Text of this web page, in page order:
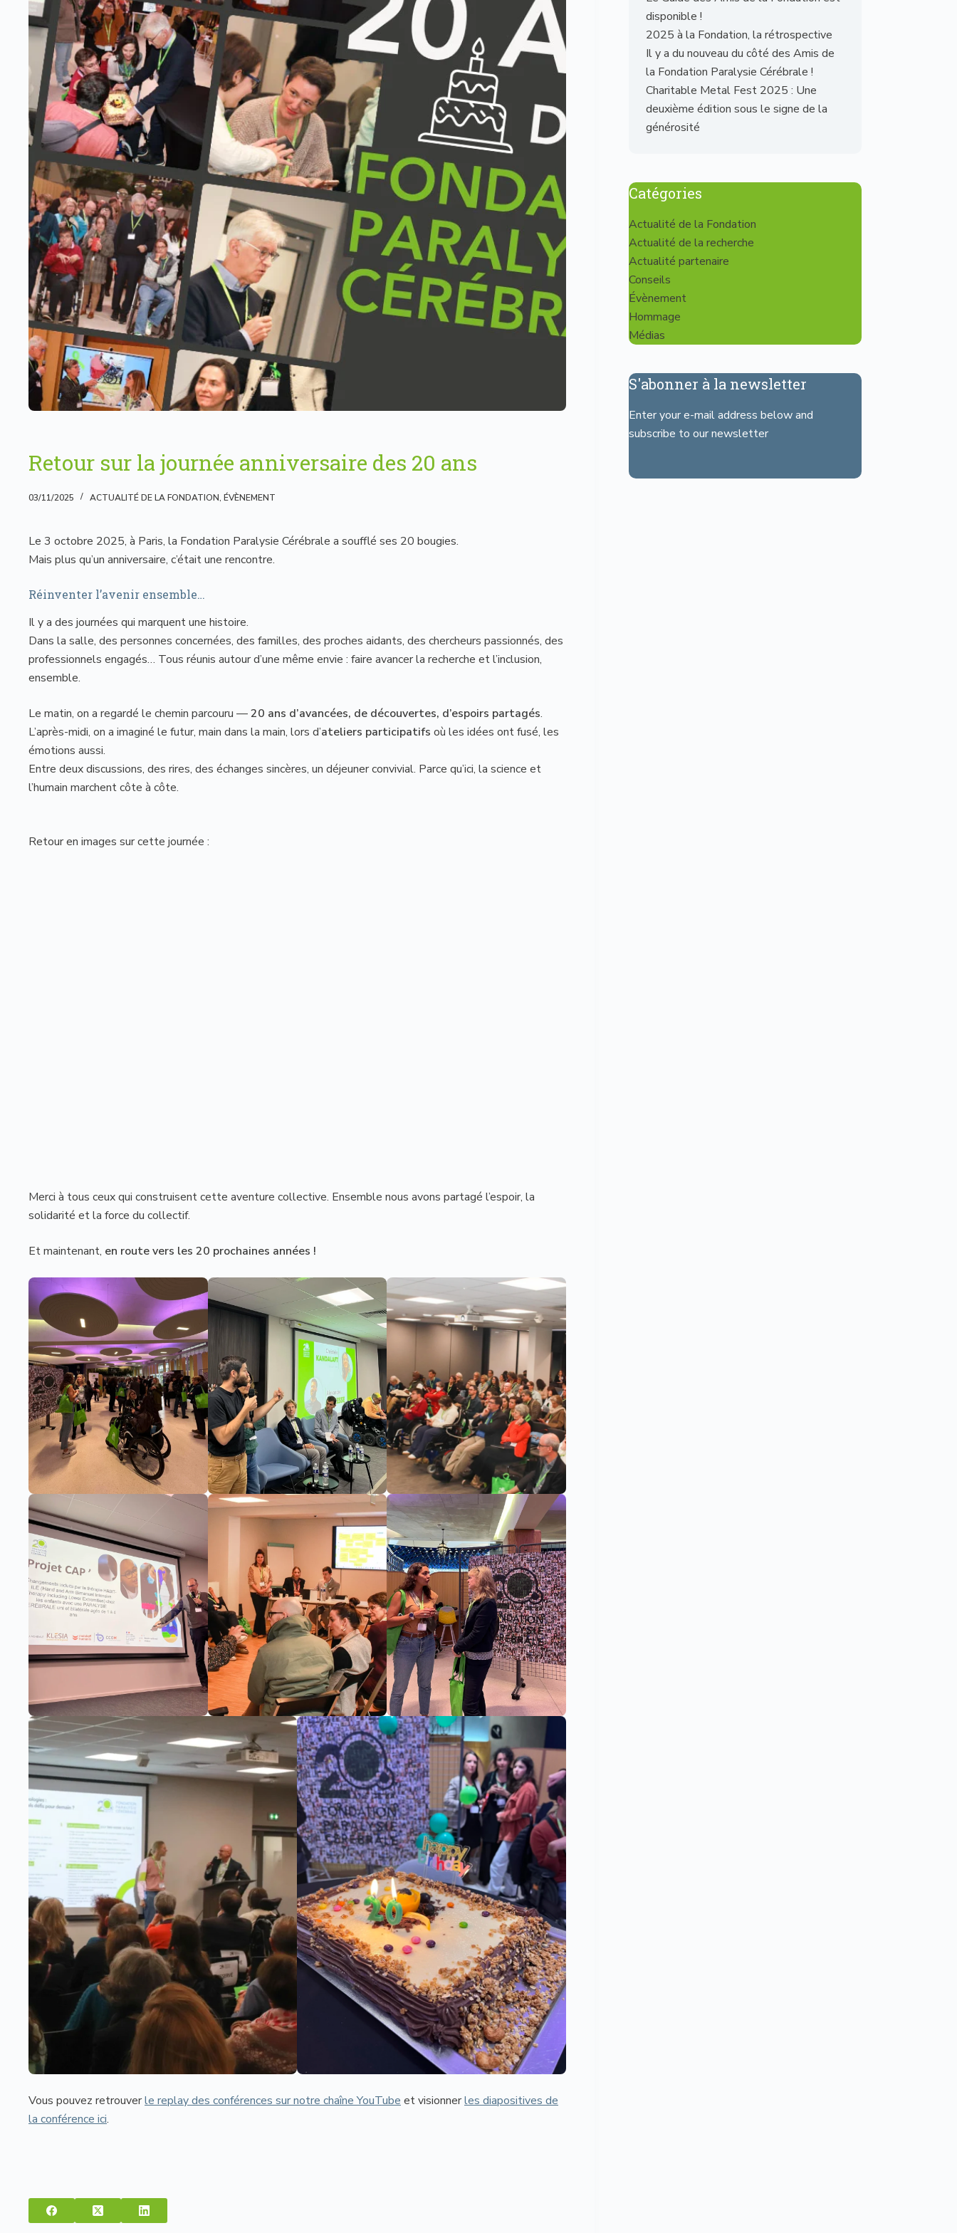
Retour sur la journée anniversaire des 20 ans
03/11/2025 ACTUALITÉ DE LA FONDATION, ÉVÈNEMENT
Le 3 octobre 2025, à Paris, la Fondation Paralysie Cérébrale a soufflé ses 20 bougies.
Mais plus qu’un anniversaire, c’était une rencontre.
Réinventer l’avenir ensemble…
Il y a des journées qui marquent une histoire.
Dans la salle, des personnes concernées, des familles, des proches aidants, des chercheurs passionnés, des
professionnels engagés… Tous réunis autour d’une même envie : faire avancer la recherche et l’inclusion,
ensemble.
Le matin, on a regardé le chemin parcouru —20 ans d’avancées, de découvertes, d’espoirs partagés.
L’après-midi, on a imaginé le futur, main dans la main, lors d’ateliers participatifs où les idées ont fusé, les
émotions aussi.
Entre deux discussions, des rires, des échanges sincères, un déjeuner convivial. Parce qu’ici, la science et
l’humain marchent côte à côte.
Retour en images sur cette journée :
Merci à tous ceux qui construisent cette aventure collective. Ensemble nous avons partagé l’espoir, la
solidarité et la force du collectif.
Et maintenant, en route vers les 20 prochaines années !
Vous pouvez retrouverle replay des conférences sur notre chaîne YouTube et visionnerles diapositives de
la conférence ici.
disponible !
2025 à la Fondation, la rétrospective
Il y a du nouveau du côté des Amis de
la Fondation Paralysie Cérébrale !
Charitable Metal Fest 2025 : Une
deuxième édition sous le signe de la
générosité
Catégories
Actualité de la Fondation
Actualité de la recherche
Actualité partenaire
Conseils
Évènement
Hommage
Médias
S'abonner à la newsletter
Enter your e-mail address below and
subscribe to our newsletter